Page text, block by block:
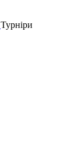
Турніри